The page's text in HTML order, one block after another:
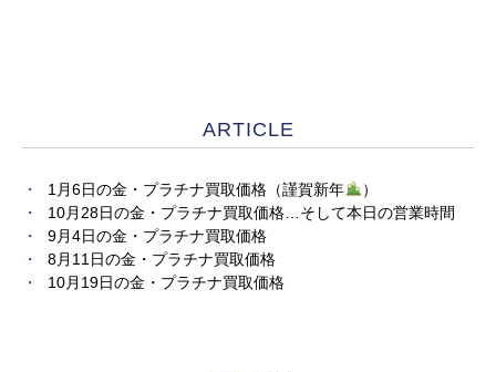
ARTICLE
1月6日の金・プラチナ買取価格（謹賀新年
）
10月28日の金・プラチナ買取価格…そして本日の営業時間
9月4日の金・プラチナ買取価格
8月11日の金・プラチナ買取価格
10月19日の金・プラチナ買取価格